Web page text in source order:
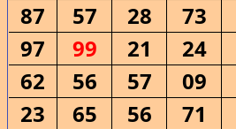
87
57 28 73
97
99 21 24
62
56 57 09
23
65 56 71